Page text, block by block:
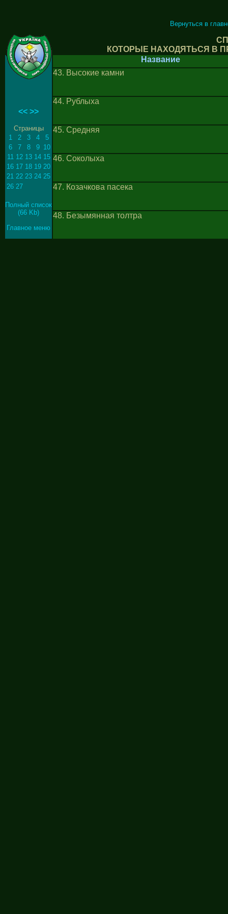
Вернуться в
КОТОРЫЕ НАХОДЯТЬСЯ В
<< >>
Страницы
1
2 3 4
5
6
7 8 9 10
11 12 13 14 15
16 17 18 19 20
21 22 23 24 25
26 27
Полный список
(66 Kb)
Главное меню
Название
43. Высокие камни
44. Рублыха
45. Средняя
46. Соколыха
47. Козачкова пасека
48. Безымянная толтра